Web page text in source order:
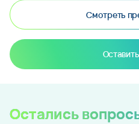
Смотреть
Остались